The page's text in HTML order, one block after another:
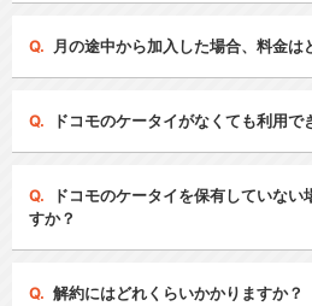
月の途中から加入した場合、料金は
ドコモのケータイがなくても利用で
ドコモのケータイを保有していな
すか？
解約にはどれくらいかかりますか？